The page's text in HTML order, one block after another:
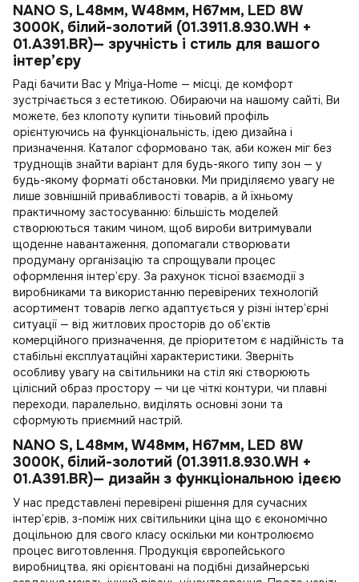
NANO S, L48мм, W48мм, H67мм, LED 8W
3000K, білий-золотий (01.3911.8.930.WH +
01.A391.BR)— зручність і стиль для вашого
інтер’єру
Раді бачити Вас у Mriya-Home — місці, де комфорт
зустрічається з естетикою. Обираючи на нашому сайті, Ви
можете, без клопоту купити тіньовий профіль
орієнтуючись на функціональність, ідею дизайна і
призначення. Каталог сформовано так, аби кожен міг без
труднощів знайти варіант для будь-якого типу зон — у
будь-якому форматі обстановки. Ми приділяємо увагу не
лише зовнішній привабливості товарів, а й їхньому
практичному застосуванню: більшість моделей
створюються таким чином, щоб вироби витримували
щоденне навантаження, допомагали створювати
продуману організацію та спрощували процес
оформлення інтер’єру. За рахунок тісної взаємодії з
виробниками та використанню перевірених технологій
асортимент товарів легко адаптується у різні інтер’єрні
ситуації — від житлових просторів до об’єктів
комерційного призначення, де пріоритетом є надійність та
стабільні експлуатаційні характеристики. Зверніть
особливу увагу на світильники на стіл які створюють
цілісний образ простору — чи це чіткі контури, чи плавні
переходи, паралельно, виділять основні зони та
сформують приємний настрій.
NANO S, L48мм, W48мм, H67мм, LED 8W
3000K, білий-золотий (01.3911.8.930.WH +
01.A391.BR)— дизайн з функціональною ідеєю
У нас представлені перевірені рішення для сучасних
інтер’єрів, з-поміж них світильники ціна що є економічно
доцільною для свого класу оскільки ми контролюємо
процес виготовлення. Продукція європейського
виробництва, які орієнтовані на подібні дизайнерські